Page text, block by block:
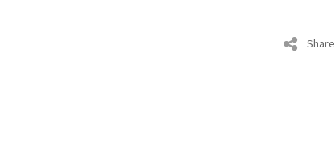
Share